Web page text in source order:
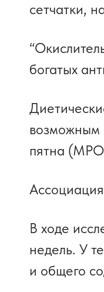
сетчатки,
богатых
возможным
пятна
В ходе
недель. У
и общего